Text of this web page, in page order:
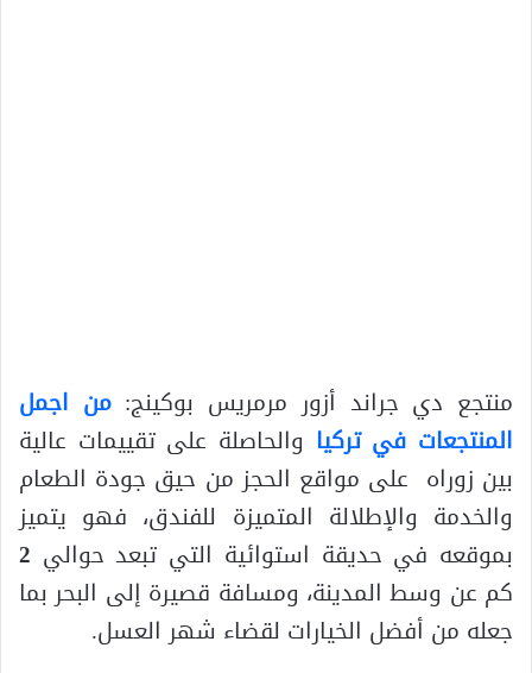
منتجع دي جراند أزور مرمريس بوكينج:من اجمل
المنتجعات في تركيا والحاصلة على تقييمات عالية
بين زوراه على مواقع الحجز من حيق جودة الطعام
والخدمة والإطلالة المتميزة للفندق، فهو يتميز
بموقعه في حديقة استوائية التي تبعد حوالي 2
كم عن وسط المدينة، ومسافة قصيرة إلى البحر بما
جعله من أفضل الخيارات لقضاء شهر العسل.